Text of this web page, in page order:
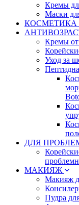
Кремы
Маски
КОСМЕТИКА
Кремы
Уход за
ДЛЯ
МАКИЯЖ
Макияж
Пудра